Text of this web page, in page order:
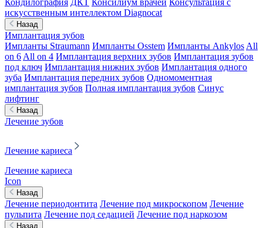
Кондилография ДКТ Консилиум врачей Консультация с
искусственным интеллектом Diagnocat
Назад
Имплантация зубов
Импланты Straumann Импланты Osstem Импланты Ankylos All
on 6 All on 4 Имплантация верхних зубов Имплантация зубов
под ключ Имплантация нижних зубов Имплантация одного
зуба Имплантация передних зубов Одномоментная
имплантация зубов Полная имплантация зубов Синус
лифтинг
Назад
Лечение зубов
Лечение кариеса
Лечение кариеса
Icon
Назад
Лечение периодонтита Лечение под микроскопом Лечение
пульпита Лечение под седацией Лечение под наркозом
Назад